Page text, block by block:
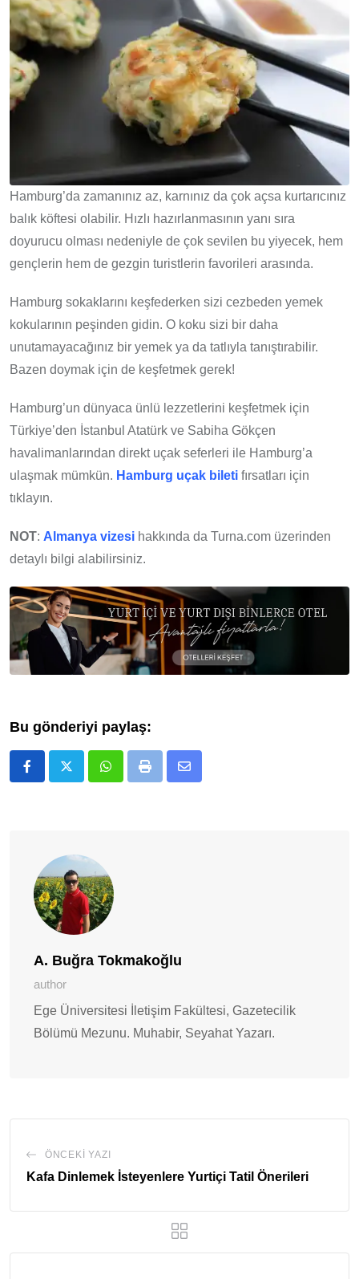
Hamburg’da zamanınız az, karnınız da çok açsa kurtarıcınız
balık köftesi olabilir. Hızlı hazırlanmasının yanı sıra
doyurucu olması nedeniyle de çok sevilen bu yiyecek, hem
gençlerin hem de gezgin turistlerin favorileri arasında.
Hamburg sokaklarını keşfederken sizi cezbeden yemek
kokularının peşinden gidin. O koku sizi bir daha
unutamayacağınız bir yemek ya da tatlıyla tanıştırabilir.
Bazen doymak için de keşfetmek gerek!
Hamburg’un dünyaca ünlü lezzetlerini keşfetmek için
Türkiye’den İstanbul Atatürk ve Sabiha Gökçen
havalimanlarından direkt uçak seferleri ile Hamburg’a
ulaşmak mümkün. Hamburg uçak bileti fırsatları için
tıklayın.
NOT: Almanya vizesi hakkında da Turna.com üzerinden
detaylı bilgi alabilirsiniz.
Bu gönderiyi paylaş:
Whatsapp
Print
E-
A. Buğra Tokmakoğlu
author
Ege Üniversitesi İletişim Fakültesi, Gazetecilik
Bölümü Mezunu. Muhabir, Seyahat Yazarı.
ÖNCEKI YAZI
Kafa Dinlemek İsteyenlere Yurtiçi Tatil Önerileri